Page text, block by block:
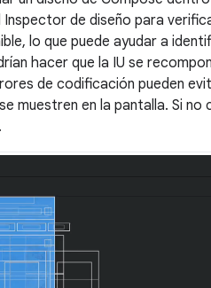
de diseño para
lo que puede ayudar a
hacer que la IU se
de codificación pueden
muestren en la pantalla. Si